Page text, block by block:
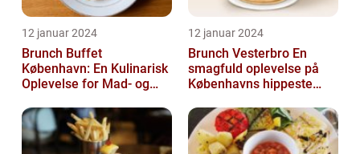
12 januar 2024
Brunch Buffet
København: En Kulinarisk
Oplevelse for Mad- og
12 januar 2024
Brunch Vesterbro En
smagfuld oplevelse på
Københavns hippeste